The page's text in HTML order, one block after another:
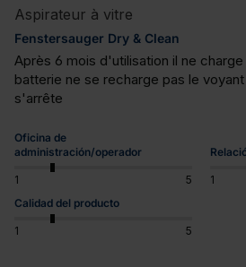
Aspirateur à vitre
Fenstersauger Dry & Clean
Après 6 mois d'utilisation il ne
batterie ne se recharge pas le
s'arrête
Oficina de
administración/operador
1 5 1
Calidad del producto
1 5